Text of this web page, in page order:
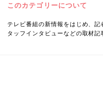
このカテゴリーについて
テレビ番組の新情報をはじめ、
タッフインタビューなどの取材記